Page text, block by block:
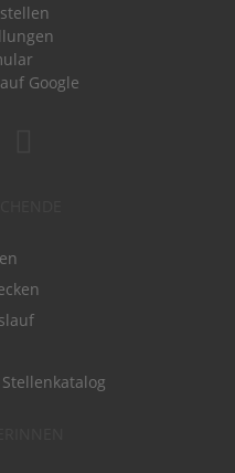
Google